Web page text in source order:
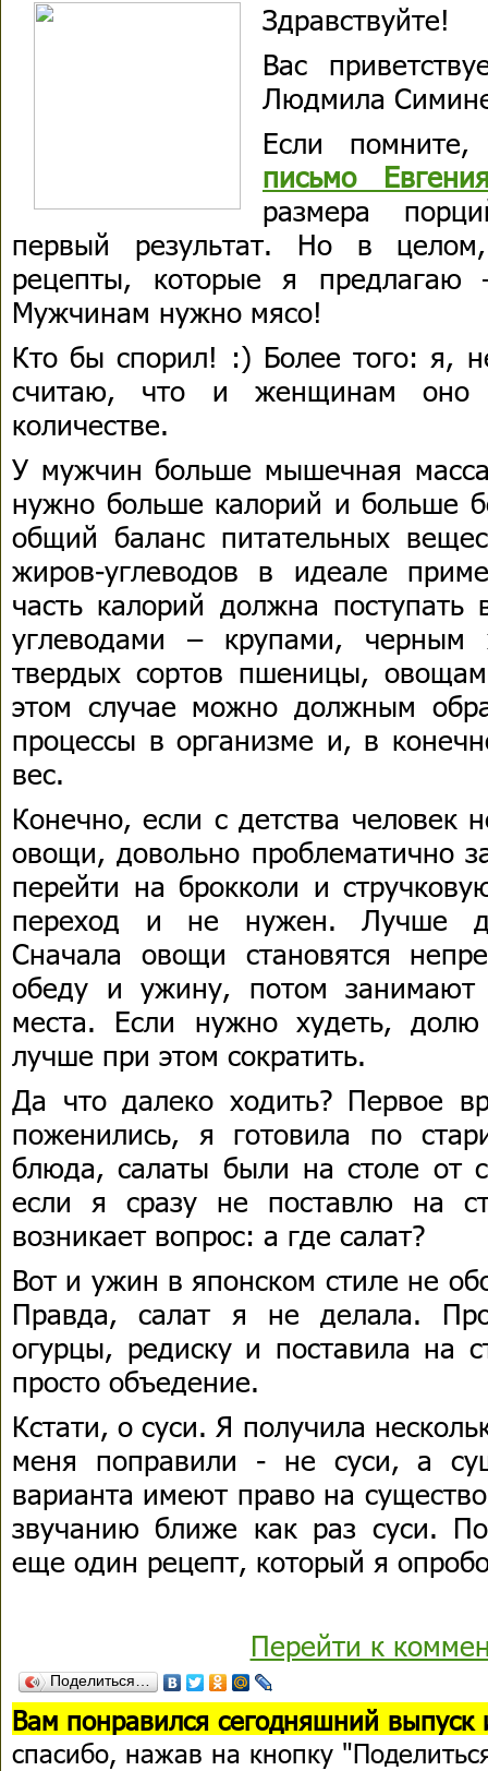
Здравствуйте!
Вас
Людмила
Если
письмо
размера
первый результат. Но в
рецепты, которые я
Мужчинам нужно мясо!
Кто бы спорил! :) Более того: я,
считаю, что и женщинам оно
количестве.
У мужчин больше мышечная
нужно больше калорий и больше
общий баланс питательных
жиров-углеводов в идеале
часть калорий должна
углеводами – крупами, черным
твердых сортов пшеницы,
этом случае можно должным
процессы в организме и, в
вес.
Конечно, если с детства человек
овощи, довольно проблематично
перейти на брокколи и
переход и не нужен. Лучше
Сначала овощи становятся
обеду и ужину, потом
места. Если нужно худеть, долю
лучше при этом сократить.
Да что далеко ходить? Первое
поженились, я готовила по
блюда, салаты были на столе от
если я сразу не поставлю на
возникает вопрос: а где салат?
Вот и ужин в японском стиле не
Правда, салат я не делала.
огурцы, редиску и поставила на
просто объедение.
Кстати, о суси. Я получила
меня поправили - не суси, а
варианта имеют право на
звучанию ближе как раз суси.
еще один рецепт, который я
Перейти к
Поделиться…
Вам понравился сегодняшний выпуск
спасибо, нажав на кнопку